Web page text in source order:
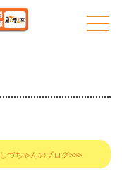
しづちゃんのブログ>>>